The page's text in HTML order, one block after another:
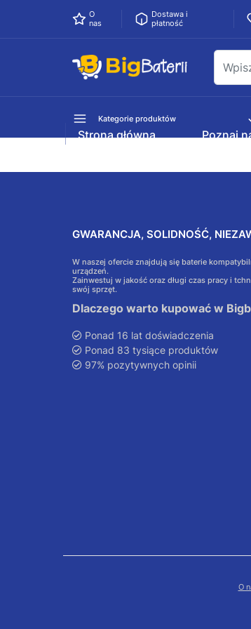
O
nas
Dostawa i
płatność
Kategorie produktów
Strona główna Poznaj
GWARANCJA, SOLIDNOŚĆ,
W naszej ofercie znajdują się baterie
urządzeń.
Zainwestuj w jakość oraz długi czas pracy i
swój sprzęt.
Dlaczego warto kupować w
Ponad 16 lat doświadczenia
Ponad 83 tysiące produktów
97% pozytywnych opinii
O